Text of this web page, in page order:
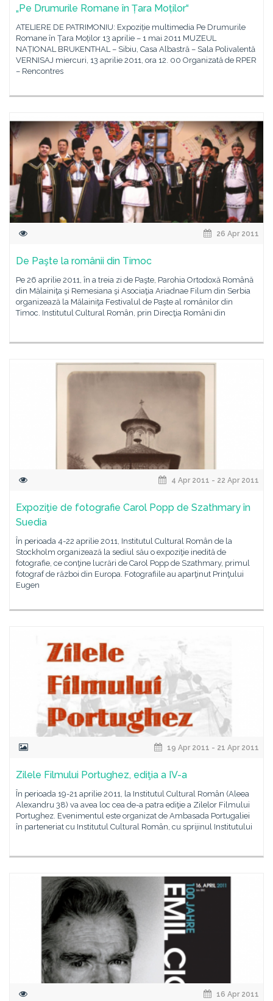
„Pe Drumurile Romane în Țara Moților“
ATELIERE DE PATRIMONIU: Expoziție multimedia Pe Drumurile
Romane în Țara Moților 13 aprilie – 1 mai 2011 MUZEUL
NAȚIONAL BRUKENTHAL – Sibiu, Casa Albastră – Sala Polivalentă
VERNISAJ miercuri, 13 aprilie 2011, ora 12. 00 Organizată de RPER
– Rencontres
26 Apr 2011
De Paşte la românii din Timoc
Pe 26 aprilie 2011, în a treia zi de Paşte, Parohia Ortodoxă Română
din Mălainiţa şi Remesiana şi Asociaţia Ariadnae Filum din Serbia
organizează la Mălainiţa Festivalul de Paşte al românilor din
Timoc. Institutul Cultural Român, prin Direcţia Români din
4 Apr 2011 - 22 Apr 2011
Expoziţie de fotografie Carol Popp de Szathmary în
Suedia
În perioada 4-22 aprilie 2011, Institutul Cultural Român de la
Stockholm organizează la sediul său o expoziţie inedită de
fotografie, ce conţine lucrări de Carol Popp de Szathmary, primul
fotograf de război din Europa. Fotografiile au aparţinut Prinţului
Eugen
19 Apr 2011 - 21 Apr 2011
Zilele Filmului Portughez, ediţia a IV-a
În perioada 19-21 aprilie 2011, la Institutul Cultural Român (Aleea
Alexandru 38) va avea loc cea de-a patra ediţie a Zilelor Filmului
Portughez. Evenimentul este organizat de Ambasada Portugaliei
în parteneriat cu Institutul Cultural Român, cu sprijinul Institutului
16 Apr 2011